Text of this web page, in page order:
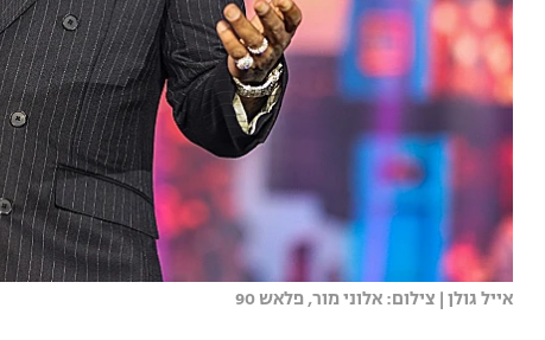
אייל גולן | צילום: אלוני מור, פלאש 90